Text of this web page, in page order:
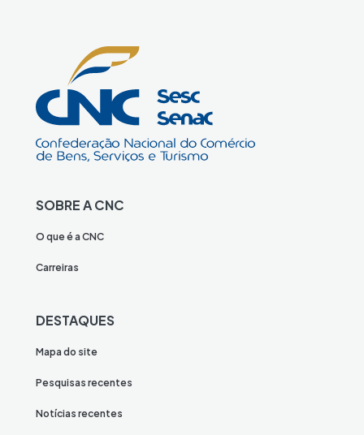
SOBRE A CNC
O que é a CNC
Carreiras
DESTAQUES
Mapa do site
Pesquisas recentes
Notícias recentes